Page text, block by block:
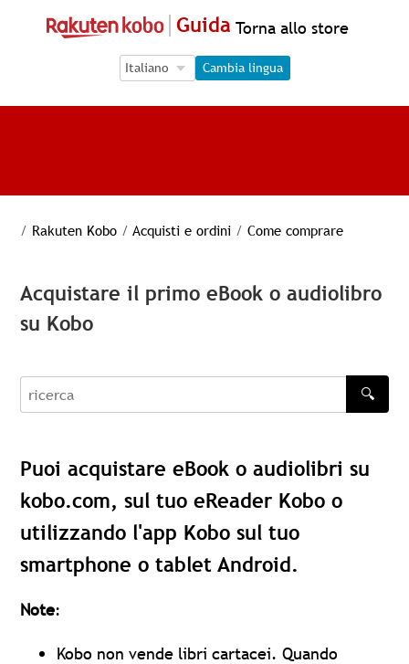
Guida Torna allo store
Language Selection
Language Selection
Cambia lingua
/ Rakuten Kobo / Acquisti e ordini / Come comprare
Acquistare il primo eBook o audiolibro
su Kobo
recherche
🔍
Puoi acquistare eBook o audiolibri su
kobo.com, sul tuo eReader Kobo o
utilizzando l'app Kobo sul tuo
smartphone o tablet Android.
Note:
Kobo non vende libri cartacei. Quando